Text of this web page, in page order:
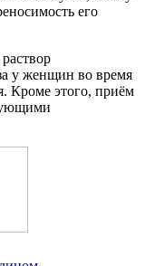
его
у женщин во время
Кроме этого, приём